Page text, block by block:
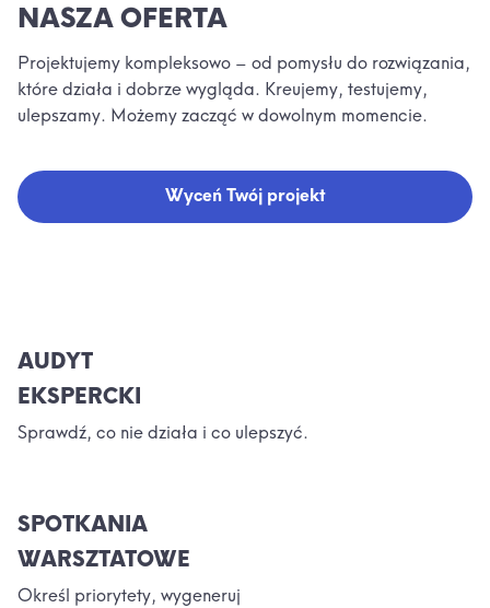
NASZA OFERTA
Projektujemy kompleksowo – od pomysłu do rozwiązania,
które działa i dobrze wygląda. Kreujemy, testujemy,
ulepszamy. Możemy zacząć w dowolnym momencie.
Wyceń Twój projekt
AUDYT
EKSPERCKI
Sprawdź, co nie działa i co ulepszyć.
SPOTKANIA
WARSZTATOWE
Określ priorytety, wygeneruj